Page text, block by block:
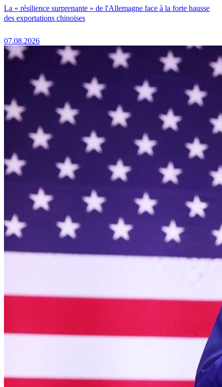
La « résilience surprenante » de l'Allemagne face à la forte hausse
des exportations chinoises
07.08.2026